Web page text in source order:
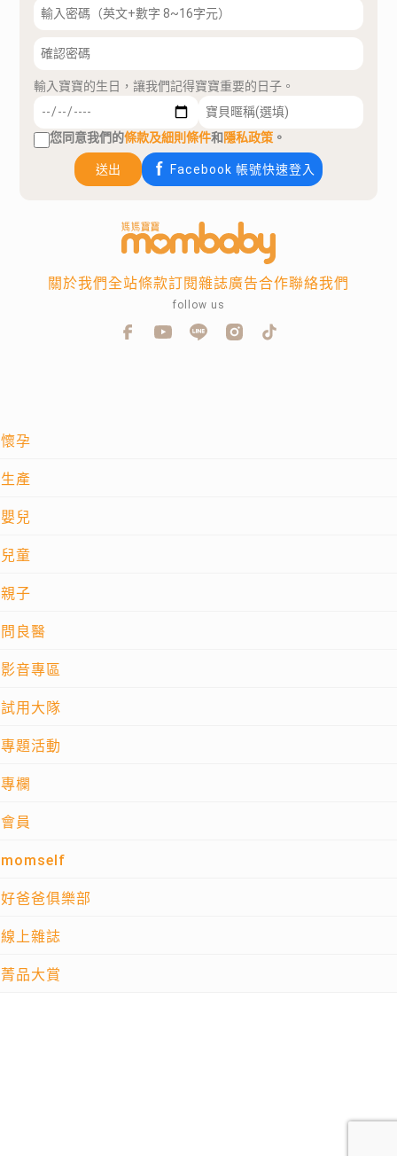
輸入寶寶的生日，讓我們記得寶寶重要的日子。
您同意我們的條款及細則條件和隱私政策 。
送出 Facebook 帳號快速登入
懷孕
生產
嬰兒
兒童
親子
問良醫
影音專區
試用大隊
專題活動
專欄
會員
momself
好爸爸俱樂部
線上雜誌
菁品大賞
關於我們全站條款訂閱雜誌廣告合作聯絡我們
follow us